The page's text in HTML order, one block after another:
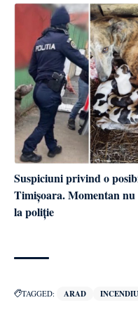
Suspiciuni privind o
Timișoara. Momentan
la poliție
TAGGED: ARAD INCENDIU